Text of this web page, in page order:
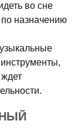
во сне
по назначению